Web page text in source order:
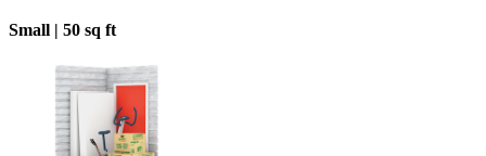
Small | 50 sq ft